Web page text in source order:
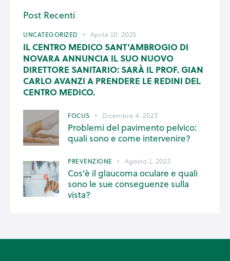
Post Recenti
UNCATEGORIZED Aprile 10, 2025
IL CENTRO MEDICO SANT’AMBROGIO DI
NOVARA ANNUNCIA IL SUO NUOVO
DIRETTORE SANITARIO: SARÀ IL PROF. GIAN
CARLO AVANZI A PRENDERE LE REDINI DEL
CENTRO MEDICO.
FOCUS Dicembre 4, 2023
Problemi del pavimento pelvico:
quali sono e come intervenire?
PREVENZIONE Agosto 1, 2023
Cos’è il glaucoma oculare e quali
sono le sue conseguenze sulla
vista?